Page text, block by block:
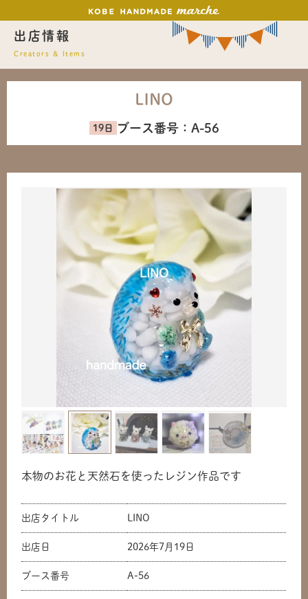
出店情報
Creators & Items
LINO
ブース番号： A-56
本物のお花と天然石を使ったレジン作品です
出店タイトル LINO
出店日 2026年7月19日
ブース番号 A-56